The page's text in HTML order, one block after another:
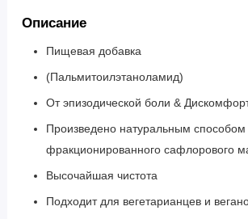
Описание
Пищевая добавка
(Пальмитоилэтаноламид)
От эпизодической боли &
Произведено натуральным способом
фракционированного сафлорового
Высочайшая чистота
Подходит для вегетарианцев и